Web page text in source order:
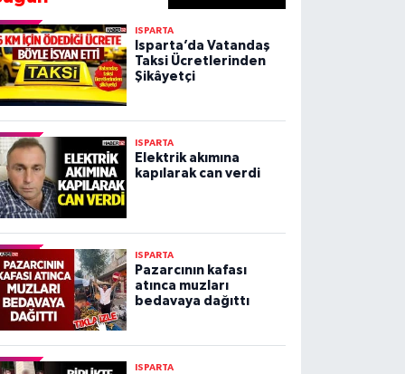
ISPARTA
Isparta’da Vatandaş
Taksi Ücretlerinden
Şikâyetçi
ISPARTA
Elektrik akımına
kapılarak can verdi
ISPARTA
Pazarcının kafası
atınca muzları
bedavaya dağıttı
ISPARTA